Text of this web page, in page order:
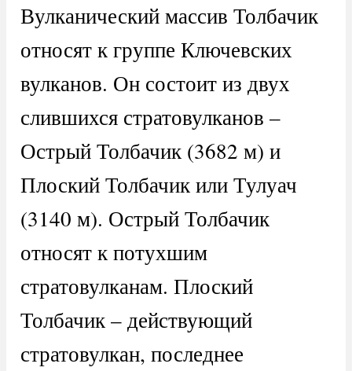
Вулканический массив Толбачик
относят к группе Ключевских
вулканов. Он состоит из двух
слившихся стратовулканов –
Острый Толбачик (3682 м) и
Плоский Толбачик или Тулуач
(3140 м). Острый Толбачик
относят к потухшим
стратовулканам. Плоский
Толбачик – действующий
стратовулкан, последнее